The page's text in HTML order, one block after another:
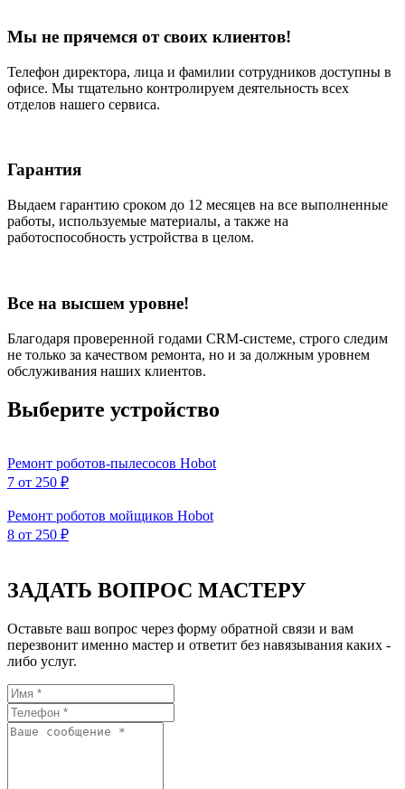
Мы не прячемся от своих клиентов!
Телефон директора, лица и фамилии сотрудников доступны в
офисе. Мы тщательно контролируем деятельность всех
отделов нашего сервиса.
Гарантия
Выдаем гарантию сроком до 12 месяцев на все выполненные
работы, используемые материалы, а также на
работоспособность устройства в целом.
Все на высшем уровне!
Благодаря проверенной годами CRM-системе, строго следим
не только за качеством ремонта, но и за должным уровнем
обслуживания наших клиентов.
Выберите устройство
Ремонт роботов-пылесосов Hobot
7 от 250 ₽
Ремонт роботов мойщиков Hobot
8 от 250 ₽
ЗАДАТЬ ВОПРОС МАСТЕРУ
Оставьте ваш вопрос через форму обратной связи и вам
перезвонит именно мастер и ответит без навязывания каких -
либо услуг.